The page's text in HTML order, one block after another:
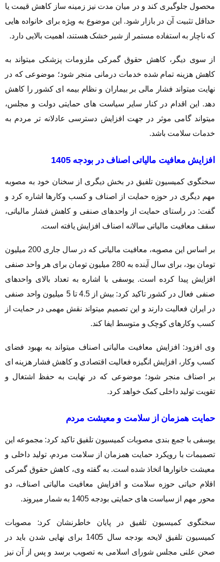
محصول جلوگیری کند و در میان مدت نیز زمینه ساز کاهش قیمت یا
حداقل تثبیت آن در بازار شود. این موضوع به ویژه برای خانواده هایی
که ناچار به استفاده مستمر از شیر خشک هستند، اهمیت بالایی دارد.
از سوی دیگر، کاهش حقوق گمرکی ملزومات پزشکی میتواند به
کاهش هزینه تمام شده خدمات درمانی منجر شود؛ موضوعی که در
نهایت میتواند فشار مالی بر بیماران و نظام بیمه ای کشور را کاهش
دهد. این اقدام در کنار سایر سیاست های حمایتی دولت و مجلس،
میتواند گامی موثر در جهت افزایش دسترسی عادلانه تر مردم به
خدمات سلامت باشد.
افزایش معافیت مالیاتی اصناف در بودجه 1405
سخنگوی کمیسیون تلفیق در بخش دیگری از سخنان خود به مصوبه
مهم دیگری در حوزه حمایت از اصناف و کسب وکارها اشاره کرد و
گفت: در راستای حمایت از واحدهای صنفی و کاهش فشار مالیاتی،
سقف معافیت مالیاتی سالانه اصناف افزایش یافته است.
بر اساس این مصوبه، معافیت مالیاتی که در سال جاری 200 میلیون
تومان بود، برای سال آینده به 280 میلیون تومان برای هر واحد صنفی
افزایش پیدا کرده است. یوسفی با اشاره به تعداد بالای واحدهای
صنفی فعال در کشور تاکید کرد: بیش از 4.5 تا 5 میلیون واحد صنفی
در ایران فعالیت دارند و این تصمیم میتواند نقش مهمی در حمایت از
کسب وکارهای کوچک و متوسط ایفا کند.
وی افزود: افزایش معافیت مالیاتی اصناف میتواند به بهبود فضای
کسب وکار، افزایش انگیزه فعالیت اقتصادی و کاهش فشار هزینه ای
بر اصناف منجر شود؛ موضوعی که در نهایت به حفظ اشتغال و
تقویت تولید داخلی کمک خواهد کرد.
حمایت همزمان از سلامت و معیشت مردم
یوسفی با جمع بندی مصوبات کمیسیون تلفیق تاکید کرد: مجموعه این
تصمیمات با رویکرد حمایت همزمان از سلامت مردم، تولید داخلی و
معیشت خانوارها اتخاذ شده است. به گفته وی، کاهش حقوق گمرکی
اقلام حیاتی حوزه سلامت و افزایش معافیت مالیاتی اصناف، دو
محور مهم از سیاست های حمایتی بودجه 1405 به شمار میروند.
سخنگوی کمیسیون تلفیق در پایان خاطرنشان کرد: مصوبات
کمیسیون تلفیق لایحه بودجه سال 1405 برای نهایی شدن باید در
صحن علنی مجلس شورای اسلامی به تصویب برسد و پس از آن نیز